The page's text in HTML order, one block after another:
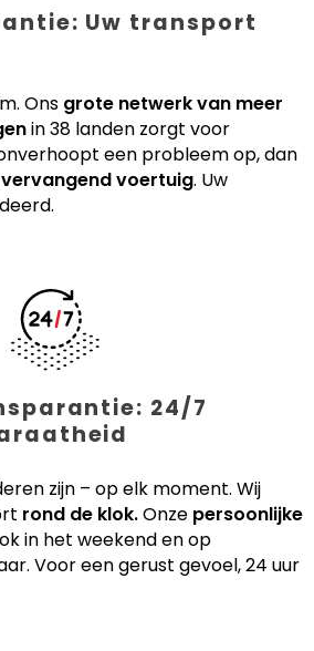
Uw transport
Ons grote netwerk van meer
in 38 landen zorgt voor
een probleem op, dan
voertuig. Uw
24/7
zijn – op elk moment. Wij
rond de klok.Onze persoonlijke
in het weekend en op
Voor een gerust gevoel, 24 uur